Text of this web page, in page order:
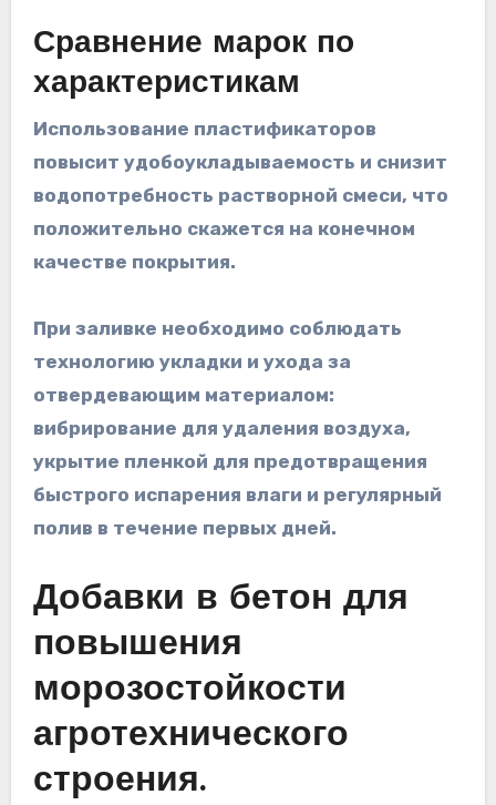
Сравнение марок по
характеристикам
Использование пластификаторов
повысит удобоукладываемость и снизит
водопотребность растворной смеси, что
положительно скажется на конечном
качестве покрытия.
При заливке необходимо соблюдать
технологию укладки и ухода за
отвердевающим материалом:
вибрирование для удаления воздуха,
укрытие пленкой для предотвращения
быстрого испарения влаги и регулярный
полив в течение первых дней.
Добавки в бетон для
повышения
морозостойкости
агротехнического
строения.